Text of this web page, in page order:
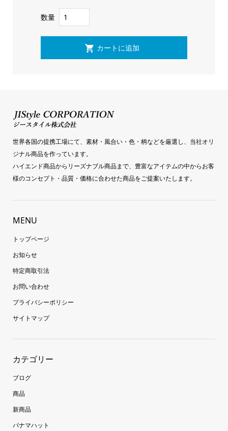
数量
世界各国の提携工場にて、素材・風合い・色・柄などを厳選し、当社オリ
ジナル商品を作っています。
ハイエンド商品からリーズナブル商品まで、豊富なアイテムの中からお客
様のコンセプト・品質・価格に合わせた商品をご提案いたします。
MENU
トップページ
お知らせ
特定商取引法
お問い合わせ
プライバシーポリシー
サイトマップ
カテゴリー
ブログ
商品
新商品
パナマハット